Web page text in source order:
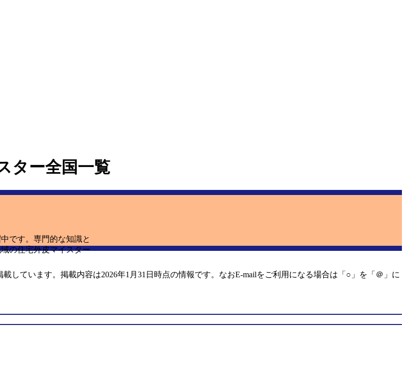
ター全国一覧
です。専門的な知識と
の住宅外皮マイスター
しています。掲載内容は2026年1月31日時点の情報です。なおE-mailをご利用になる場合は「○」を「＠」に